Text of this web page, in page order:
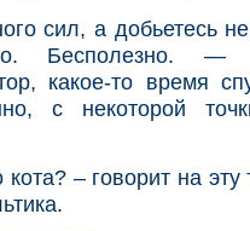
сил, а добьетесь
Бесполезно. —
какое-то время
с некоторой
– говорит на эту